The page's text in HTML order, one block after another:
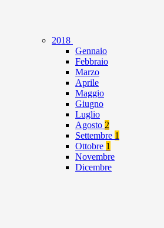
2018
Gennaio
Febbraio
Marzo
Aprile
Maggio
Giugno
Luglio
Agosto 2
Settembre 1
Ottobre 1
Novembre
Dicembre